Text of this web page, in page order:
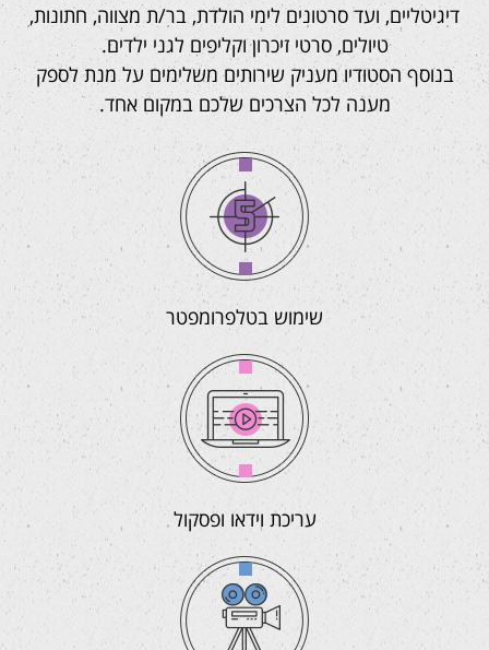
דיגיטליים, ועד סרטונים לימי הולדת, בר/ת מצווה, חתונות,
טיולים, סרטי זיכרון וקליפים לגני ילדים.
בנוסף הסטודיו מעניק שירותים משלימים על מנת לספק
מענה לכל הצרכים שלכם במקום אחד.
שימוש בטלפרומפטר
עריכת וידאו ופסקול